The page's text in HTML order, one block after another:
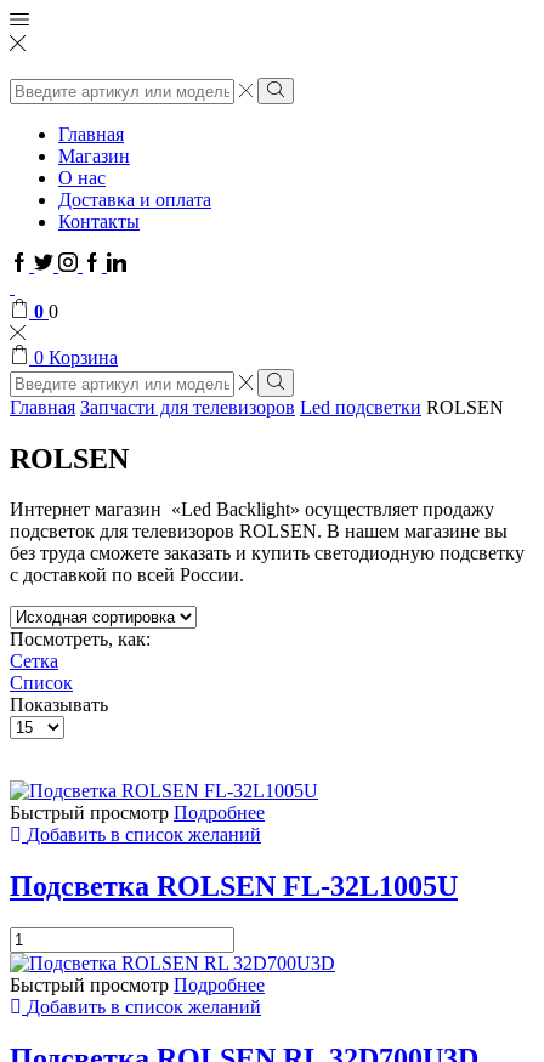
Поиск
ввода
Поиск
Главная
Магазин
О нас
Доставка и оплата
Контакты
Facebook
TwitterInstagram
GoogleLinkedin
0 0
0 Корзина
Поиск
ввода
Поиск
Главная Запчасти для телевизоров Led подсветки ROLSEN
ROLSEN
Интернет магазин «Led Backlight» осуществляет продажу
подсветок для телевизоров ROLSEN. В нашем магазине вы
без труда сможете заказать и купить светодиодную подсветку
с доставкой по всей России.
Посмотреть, как:
Сетка
Список
Показывать
Быстрый просмотр Подробнее
Добавить в список желаний
Подсветка ROLSEN FL-32L1005U
Количество
товара
Подсветка
ROLSEN
FL-
32L1005U
Быстрый просмотр Подробнее
Добавить в список желаний